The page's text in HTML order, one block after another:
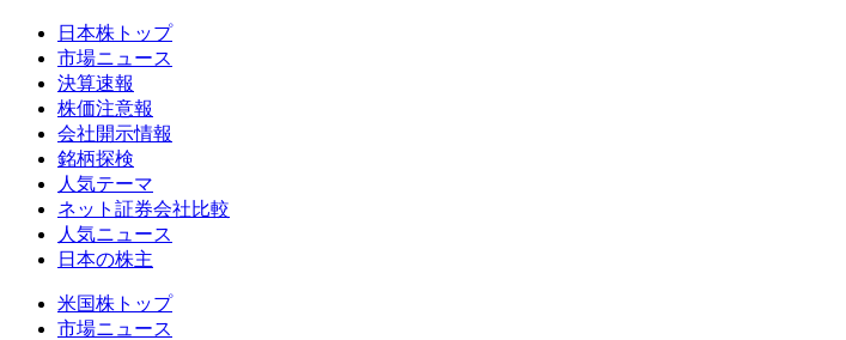
日本株トップ
市場ニュース
決算速報
株価注意報
会社開示情報
銘柄探検
人気テーマ
ネット証券会社比較
人気ニュース
日本の株主
米国株トップ
市場ニュース